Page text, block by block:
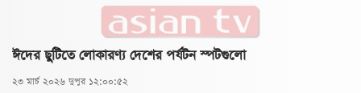
ঈদের ছুটিতে লোকারণ্য দেশের পর্যটন স্পটগুলো
২৩ মার্চ ২০২৬ দুপুর ১২:০০:৫২